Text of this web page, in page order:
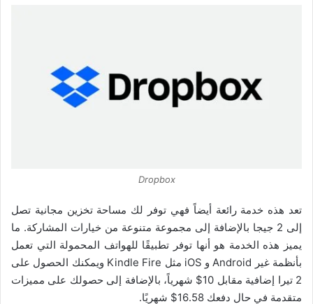
Dropbox
تعد هذه خدمة رائعة أيضاً فهي توفر لك مساحة تخزين مجانية تصل
إلى 2 جيجا بالإضافة إلى مجموعة متنوعة من خيارات المشاركة. ما
يميز هذه الخدمة هو أنها توفر تطبيقًا للهواتف المحمولة التي تعمل
بأنظمة غير Android و iOS مثل Kindle Fire ويمكنك الحصول على
2 تيرا إضافية مقابل 10$ شهرياً، بالإضافة إلى حصولك على مميزات
متقدمة في حال دفعك 16.58$ شهريًا.